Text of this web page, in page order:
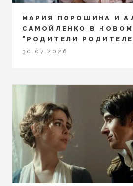
МАРИЯ ПОРОШИНА И
САМОЙЛЕНКО В НОВОМ
"РОДИТЕЛИ
30.07.2026